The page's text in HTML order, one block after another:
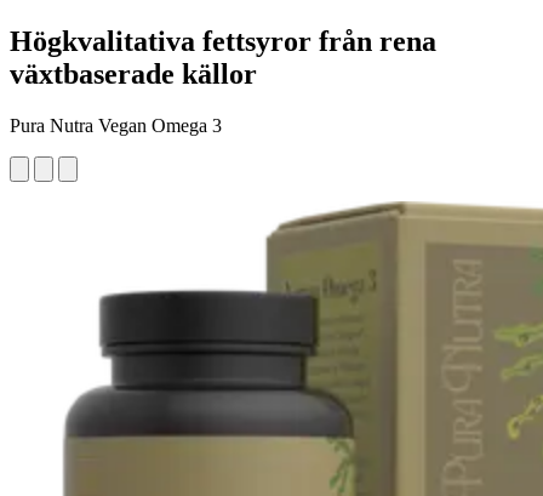
Högkvalitativa fettsyror från rena
växtbaserade källor
Pura Nutra Vegan Omega 3